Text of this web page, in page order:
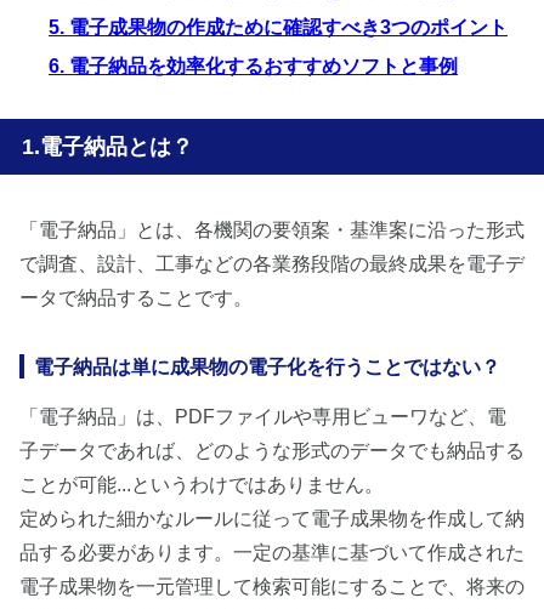
5. 電子成果物の作成ために確認すべき3つのポイント
6. 電子納品を効率化するおすすめソフトと事例
電子納品とは？
「電子納品」とは、各機関の要領案・基準案に沿った形式
で調査、設計、工事などの各業務段階の最終成果を電子デ
ータで納品することです。
電子納品は単に成果物の電子化を行うことではない？
「電子納品」は、PDFファイルや専用ビューワなど、電
子データであれば、どのような形式のデータでも納品する
ことが可能...というわけではありません。
定められた細かなルールに従って電子成果物を作成して納
品する必要があります。一定の基準に基づいて作成された
電子成果物を一元管理して検索可能にすることで、将来の